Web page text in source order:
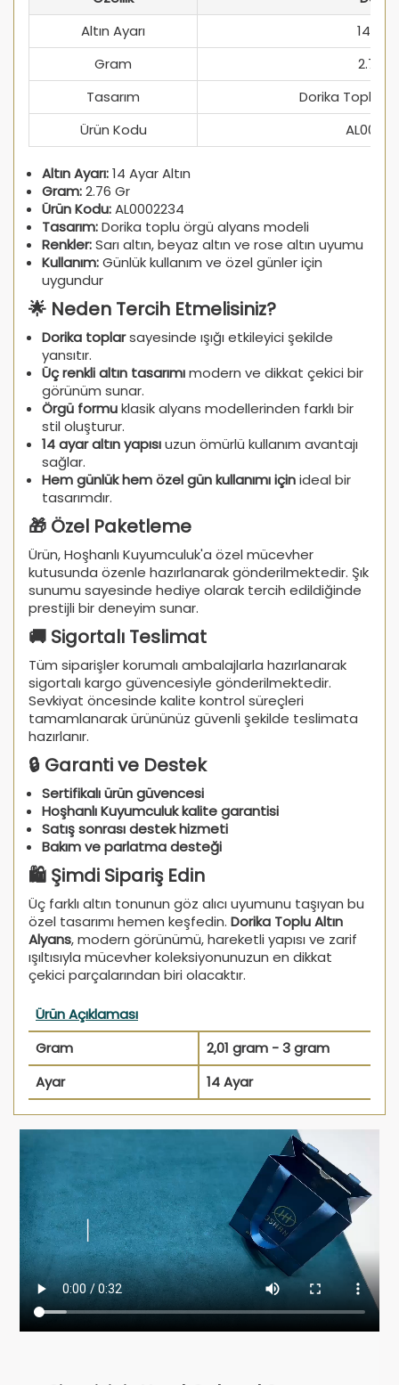
Altın Ayarı
14
Gram
2.76
Tasarım
Dorika Toplu
Ürün Kodu
Altın Ayarı:14 Ayar Altın
Gram:2.76 Gr
Ürün Kodu:AL0002234
Tasarım:Dorika toplu örgü alyans modeli
Renkler:Sarı altın, beyaz altın ve rose altın uyumu
Kullanım:Günlük kullanım ve özel günler için
uygundur
🌟 Neden Tercih Etmelisiniz?
Dorika toplarsayesinde ışığı etkileyici şekilde
yansıtır.
Üç renkli altın tasarımımodern ve dikkat çekici bir
görünüm sunar.
Örgü formuklasik alyans modellerinden farklı bir
stil oluşturur.
14 ayar altın yapısıuzun ömürlü kullanım avantajı
sağlar.
Hem günlük hem özel gün kullanımı içinideal bir
tasarımdır.
🎁 Özel Paketleme
Ürün, Hoşhanlı Kuyumculuk'a özel mücevher
kutusunda özenle hazırlanarak gönderilmektedir. Şık
sunumu sayesinde hediye olarak tercih edildiğinde
prestijli bir deneyim sunar.
🚚 Sigortalı Teslimat
Tüm siparişler korumalı ambalajlarla hazırlanarak
sigortalı kargo güvencesiyle gönderilmektedir.
Sevkiyat öncesinde kalite kontrol süreçleri
tamamlanarak ürününüz güvenli şekilde teslimata
hazırlanır.
🔒 Garanti ve Destek
Sertifikalı ürün güvencesi
Hoşhanlı Kuyumculuk kalite garantisi
Satış sonrası destek hizmeti
Bakım ve parlatma desteği
🛍️ Şimdi Sipariş Edin
Üç farklı altın tonunun göz alıcı uyumunu taşıyan bu
özel tasarımı hemen keşfedin. Dorika Toplu Altın
Alyans, modern görünümü, hareketli yapısı ve zarif
ışıltısıyla mücevher koleksiyonunuzun en dikkat
çekici parçalarından biri olacaktır.
Ürün Açıklaması
Gram
2,01 gram - 3 gram
Ayar
14 Ayar